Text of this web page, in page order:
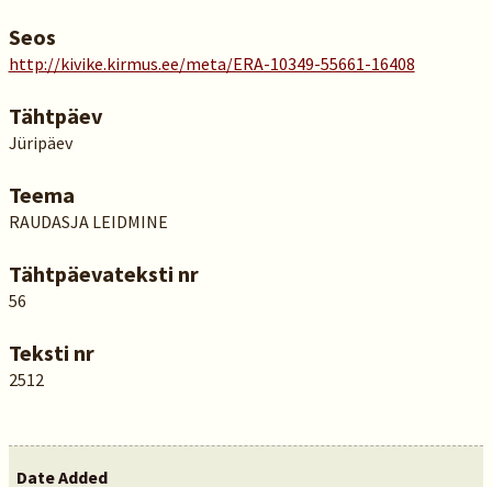
Seos
http://kivike.kirmus.ee/meta/ERA-10349-55661-16408
Tähtpäev
Jüripäev
Teema
RAUDASJA LEIDMINE
Tähtpäevateksti nr
56
Teksti nr
2512
Date Added